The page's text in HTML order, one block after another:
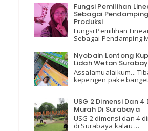
Fungsi Pemilihan
Sebagai
Produksi
Fungsi Pemilihan
Sebagai Pendamping
Nyobain Lontong
Lidah Wetan
Assalamualaikum...
kepengen pake
USG 2 Dimensi Dan 4
Murah Di Surabaya
USG 2 dimensi dan 4
di Surabaya kalau ...